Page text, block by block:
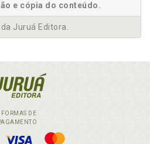
e cópia do conteúdo.
Juruá Editora.
FORMAS DE